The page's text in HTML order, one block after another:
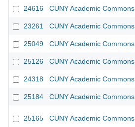
24616 CUNY Academic Commons
23261 CUNY Academic Commons
25049 CUNY Academic Commons
25126 CUNY Academic Commons
24318 CUNY Academic Commons
25184 CUNY Academic Commons
25165 CUNY Academic Commons